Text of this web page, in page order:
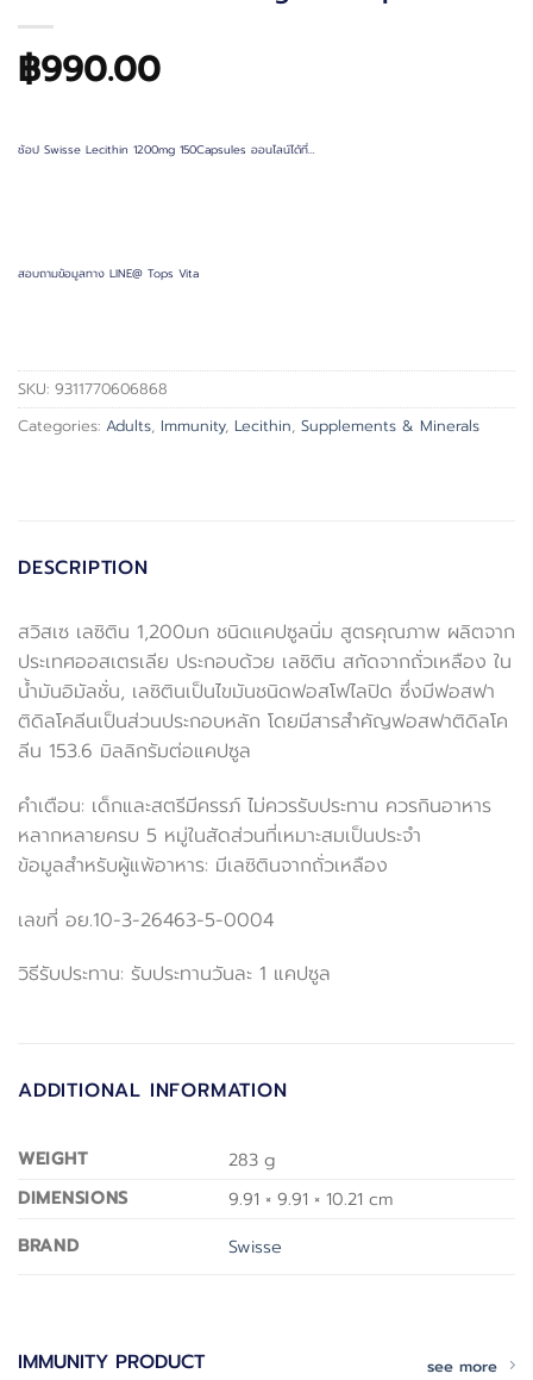
฿990.00
ช้อป Swisse Lecithin 1200mg 150Capsules ออนไลน์ได้ที่…
สอบถามข้อมูลทาง LINE@ Tops Vita
SKU: 9311770606868
Categories: Adults, Immunity, Lecithin, Supplements & Minerals
DESCRIPTION
สวิสเซ เลซิติน 1,200มก ชนิดแคปซูลนิ่ม สูตรคุณภาพ ผลิตจาก
ประเทศออสเตรเลีย ประกอบด้วย เลซิติน สกัดจากถั่วเหลือง ใน
น้ำมันอิมัลชั่น, เลซิตินเป็นไขมันชนิดฟอสโฟไลปิด ซึ่งมีฟอสฟา
ติดิลโคลีนเป็นส่วนประกอบหลัก โดยมีสารสำคัญฟอสฟาติดิลโค
ลีน 153.6 มิลลิกรัมต่อแคปซูล
คำเตือน: เด็กและสตรีมีครรภ์ ไม่ควรรับประทาน ควรกินอาหาร
หลากหลายครบ 5 หมู่ในสัดส่วนที่เหมาะสมเป็นประจำ
ข้อมูลสำหรับผู้แพ้อาหาร: มีเลซิตินจากถั่วเหลือง
เลขที่ อย.10-3-26463-5-0004
วิธีรับประทาน: รับประทานวันละ 1 แคปซูล
ADDITIONAL INFORMATION
WEIGHT
283 g
DIMENSIONS
9.91 × 9.91 × 10.21 cm
BRAND
Swisse
IMMUNITY PRODUCT see more